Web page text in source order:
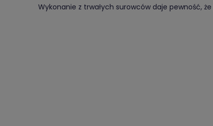
Wykonanie z trwałych surowców daje pewność, że